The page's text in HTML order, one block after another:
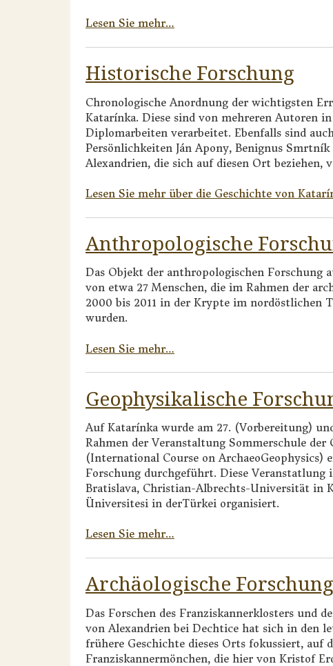
Lesen Sie mehr…
Historische Forschung
Chronologische Anordnung der wichtigsten
Katarínka. Diese sind von mehreren Autoren
Diplomarbeiten verarbeitet. Ebenfalls sind
Persönlichkeiten Ján Apony, Benignus
Alexandrien, die sich auf diesen Ort beziehen,
Lesen Sie mehr über die Geschichte von
Anthropologische
Das Objekt der anthropologischen Forschung
von etwa 27 Menschen, die im Rahmen der
2000 bis 2011 in der Krypte im nordöstlichen
wurden.
Lesen Sie mehr…
Geophysikalische
Auf Katarínka wurde am 27. (Vorbereitung)
Rahmen der Veranstaltung Sommerschule der
(International Course on ArchaeoGeophysics)
Forschung durchgeführt. Diese
Bratislava, Christian-Albrechts-Universität in
Üniversitesi in derTürkei organisiert.
Lesen Sie mehr…
Archäologische Forschung
Das Forschen des Franziskannerklosters und
von Alexandrien bei Dechtice hat sich in den
frühere Geschichte dieses Orts fokussiert, auf
Franziskannermönchen, die hier von Kristof